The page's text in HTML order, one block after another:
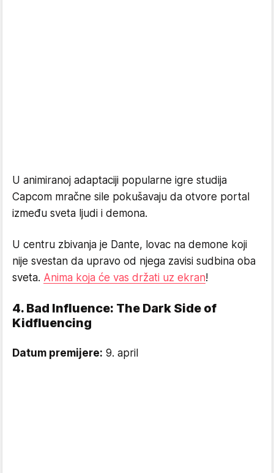
U animiranoj adaptaciji popularne igre studija
Capcom mračne sile pokušavaju da otvore portal
između sveta ljudi i demona.
U centru zbivanja je Dante, lovac na demone koji
nije svestan da upravo od njega zavisi sudbina oba
sveta. Anima koja će vas držati uz ekran!
4. Bad Influence: The Dark Side of
Kidfluencing
Datum premijere: 9. april